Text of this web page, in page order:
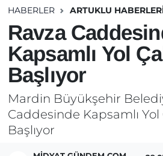
HABERLER ARTUKLU
Ravza
Kapsamlı Yol
Başlıyor
Mardin Büyükşehir
Caddesinde Kapsamlı Yol
Başlıyor